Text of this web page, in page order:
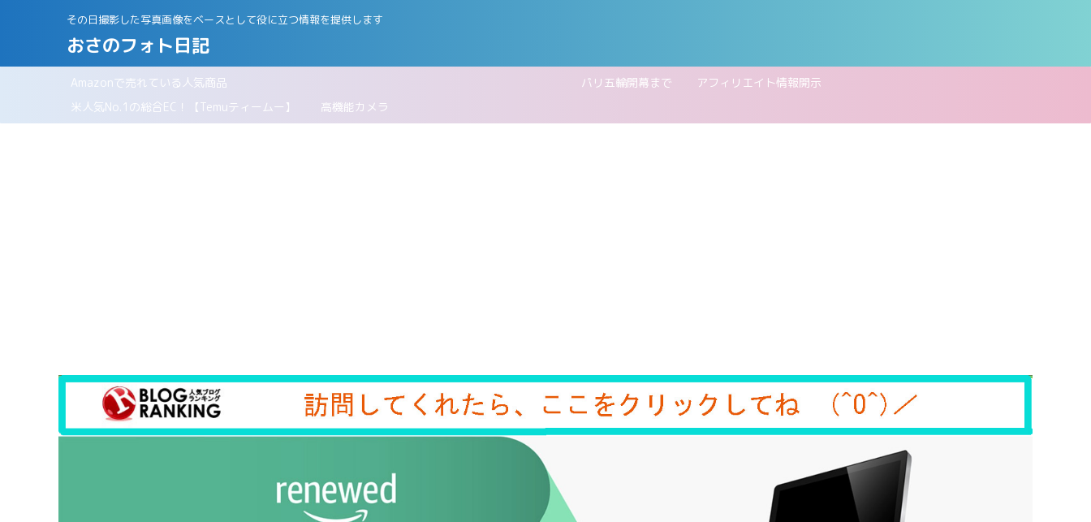
その日撮影した写真画像をベースとして役に立つ情報を提供します
おさのフォト日記
Amazonで売れている人気商品 パリ五輪開幕まで
アフィリエイト情報開示
米人気No.1の総合EC！【Temuティームー】
高機能カメラ